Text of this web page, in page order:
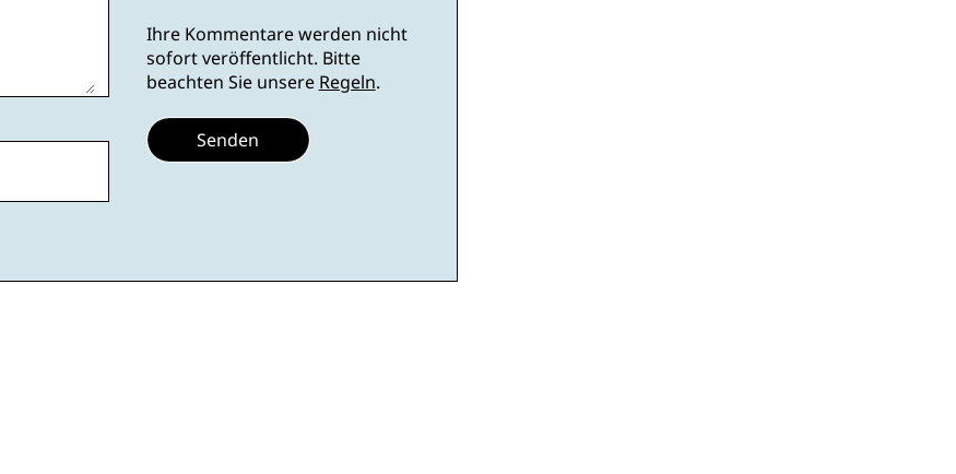
Ihre Kommentare werden nicht
sofort veröffentlicht. Bitte
beachten Sie unsere Regeln.
Senden